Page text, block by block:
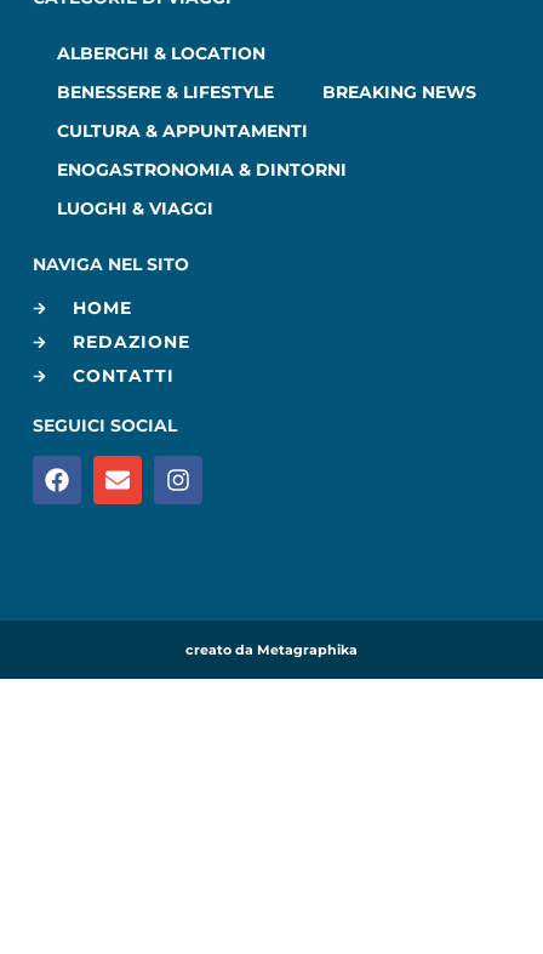
ALBERGHI & LOCATION
BENESSERE & LIFESTYLE
BREAKING NEWS
CULTURA & APPUNTAMENTI
ENOGASTRONOMIA & DINTORNI
LUOGHI & VIAGGI
NAVIGA NEL SITO
HOME
REDAZIONE
CONTATTI
SEGUICI SOCIAL
creato da Metagraphika